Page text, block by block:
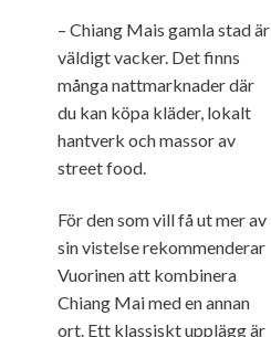
– Chiang Mais gamla stad är
väldigt vacker. Det finns
många nattmarknader där
du kan köpa kläder, lokalt
hantverk och massor av
street food.
För den som vill få ut mer av
sin vistelse rekommenderar
Vuorinen att kombinera
Chiang Mai med en annan
ort. Ett klassiskt upplägg är